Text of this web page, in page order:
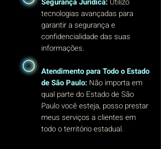
tecnologias avançadas para
garantir a segurança e
confidencialidade das suas
informações.
Atendimento para Todo o Estado
de São Paulo: Não importa em
qual parte do Estado de São
Paulo você esteja, posso prestar
meus serviços a clientes em
todo o território estadual.